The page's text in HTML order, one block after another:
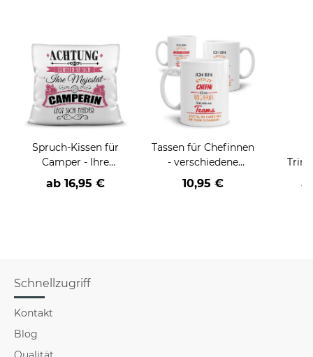
Spruch-Kissen für
Camper - Ihre
Majestät die
Camperin
ab 16,95 €
Tassen für Chefinnen
- verschiedene
Bezeichnungen
10,95 €
Schnellzugriff
Kontakt
Blog